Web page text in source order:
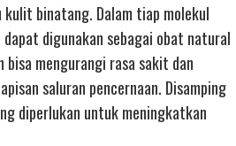
binatang. Dalam tiap molekul
digunakan sebagai obat natural
mengurangi rasa sakit dan
saluran pencernaan. Disamping
diperlukan untuk meningkatkan